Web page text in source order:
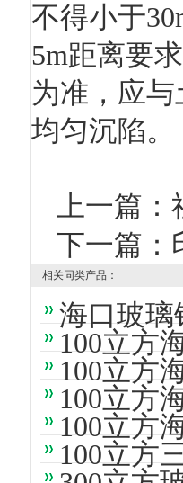
不得小于
5m距离要
为准，应
均匀沉陷。
上一篇：
下一篇：
相关同类产品：
海口玻璃
100立方
100立方
100立方
100立方
100立方